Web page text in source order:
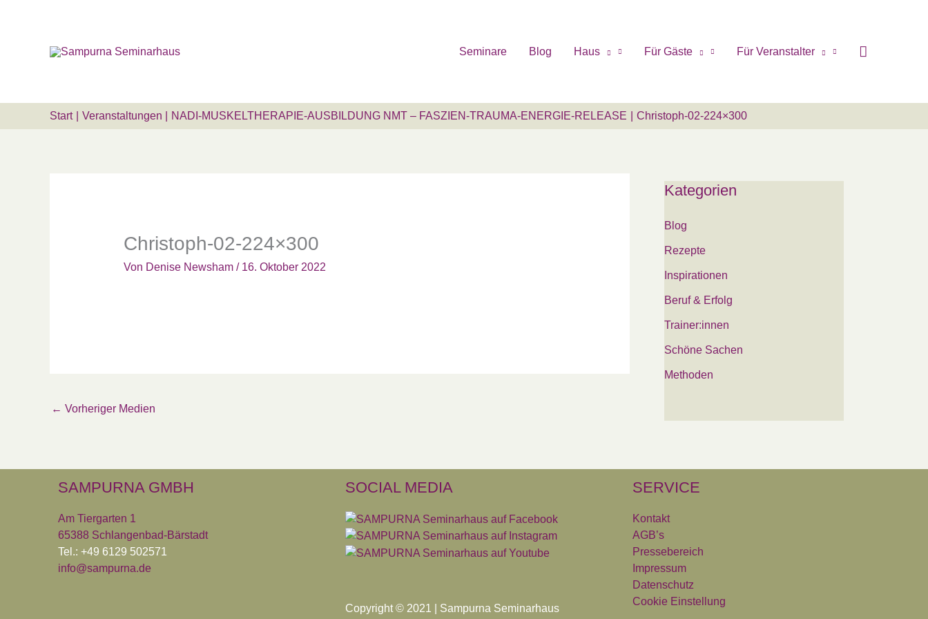
Seminare Blog Haus Für Gäste Für Veranstalter
Start Veranstaltungen NADI-MUSKELTHERAPIE-AUSBILDUNG NMT – FASZIEN-TRAUMA-ENERGIE-RELEASE Christoph-02-224×300
Christoph-02-224×300
Von Denise Newsham / 16. Oktober 2022
← Vorheriger Medien
Kategorien
Blog
Rezepte
Inspirationen
Beruf & Erfolg
Trainer:innen
Schöne Sachen
Methoden
SAMPURNA GMBH
Am Tiergarten 1
65388 Schlangenbad-Bärstadt
Tel.: +49 6129 502571
info@sampurna.de
SOCIAL MEDIA
Copyright © 2021 | Sampurna Seminarhaus
SERVICE
Kontakt
AGB’s
Pressebereich
Impressum
Datenschutz
Cookie Einstellung